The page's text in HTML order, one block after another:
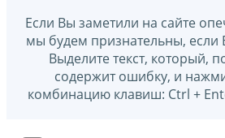
Если Вы заметили на сайте
мы будем признательны,
Выделите текст, который,
содержит ошибку, и
комбинацию клавиш: Ctrl +